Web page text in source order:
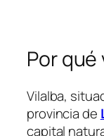
Por
Vilalba,
provincia de
capital